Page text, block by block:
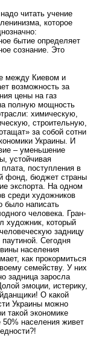
читать учение
которое
бытие определяет
сознание. Это
между Киевом и
возможность за
цены на газ
полную мощность
химическую,
строительную,
за собой сотни
Украины. И
– уменьшение
устойчивая
плата, поступления в
фонд, бюджет страны
экспорта. На одном
среди художников
было написать
человека. Гран-
художник, который
задницу
Сегодня
населения
как прокормиться
семейству. У них
задница заросла
эмоции, истерику,
О какой
Украины можно
такой экономике
50% населения живет